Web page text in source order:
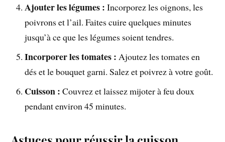
Ajouter les légumes : Incorporez les oignons, les
poivrons et l’ail. Faites cuire quelques minutes
jusqu’à ce que les légumes soient tendres.
Incorporer les tomates : Ajoutez les tomates en
dés et le bouquet garni. Salez et poivrez à votre goût.
Cuisson : Couvrez et laissez mijoter à feu doux
pendant environ 45 minutes.